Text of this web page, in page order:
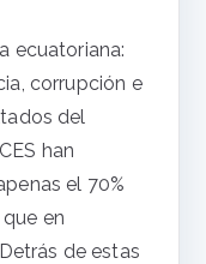
ecuatoriana:
corrupción e
del
han
el 70%
en
de estas